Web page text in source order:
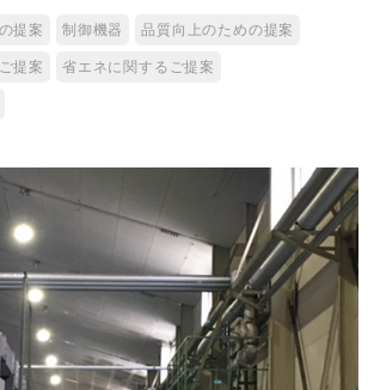
提案 制御機器 品質向上のための提案
提案 省エネに関するご提案